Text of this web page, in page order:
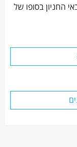
החניון בסופו של